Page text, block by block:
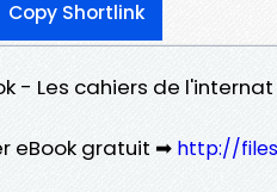
Copy Shortlink
- Les cahiers de
eBook gratuit ➡ http://